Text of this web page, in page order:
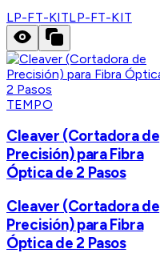
LP-FT-KITLP-FT-KIT
TEMPO
Cleaver (Cortadora de
Precisión) para Fibra
Óptica de 2 Pasos
Cleaver (Cortadora de
Precisión) para Fibra
Óptica de 2 Pasos